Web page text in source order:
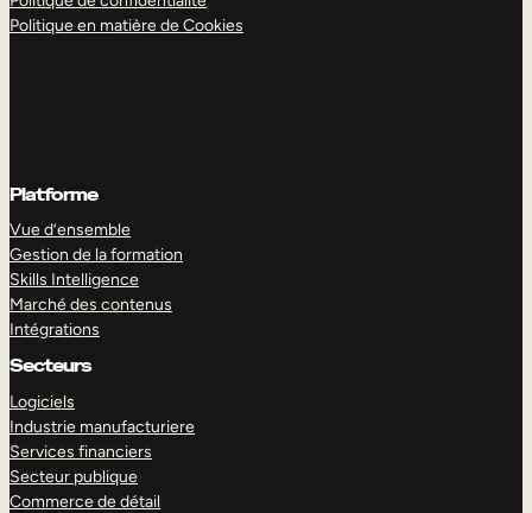
Politique en matière de Cookies
Platforme
Vue d’ensemble
Gestion de la formation
Skills Intelligence
Marché des contenus
Intégrations
Secteurs
Logiciels
Industrie manufacturiere
Services financiers
Secteur publique
Commerce de détail